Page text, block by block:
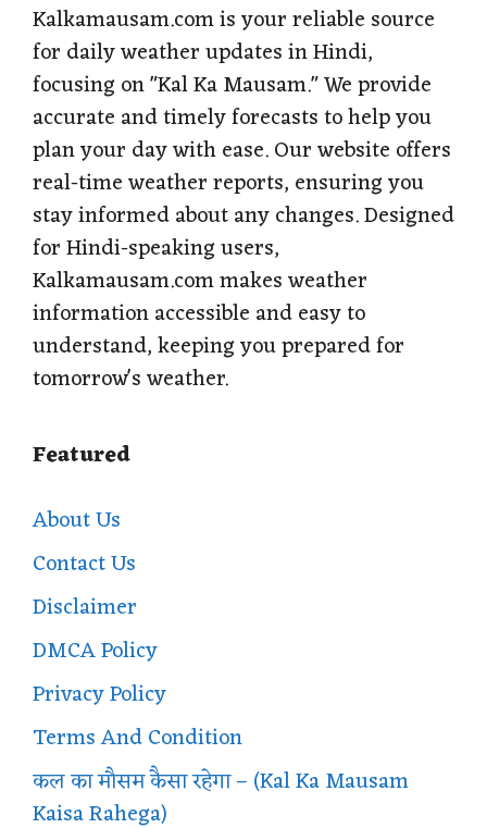
Kalkamausam.com is your reliable source
for daily weather updates in Hindi,
focusing on "Kal Ka Mausam." We provide
accurate and timely forecasts to help you
plan your day with ease. Our website offers
real-time weather reports, ensuring you
stay informed about any changes. Designed
for Hindi-speaking users,
Kalkamausam.com makes weather
information accessible and easy to
understand, keeping you prepared for
tomorrow's weather.
Featured
About Us
Contact Us
Disclaimer
DMCA Policy
Privacy Policy
Terms And Condition
कल का मौसम कैसा रहेगा – (Kal Ka Mausam
Kaisa Rahega)